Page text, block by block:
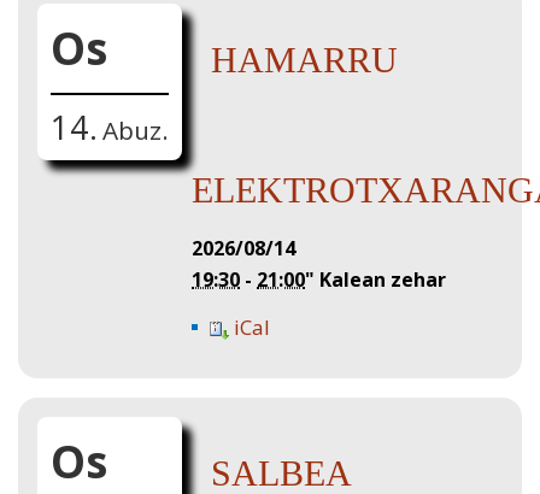
Os
14. Abuz.
HAMARRU
2026/08/14
19:30 - 21:00" Kalean zehar
iCal
Os SALBEA